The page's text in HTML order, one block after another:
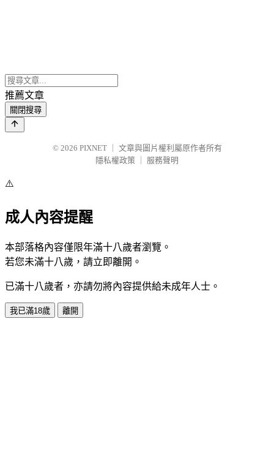
推薦文章
關閉搜尋
© 2026 PIXNET
文章與圖片權利屬原作者所有
隱私權政策
服務聲明
⚠️
成人內容提醒
本部落格內容僅限年滿十八歲者瀏覽。
若您未滿十八歲，請立即離開。
已滿十八歲者，亦請勿將內容提供給未成年人士。
我已滿18歲 離開